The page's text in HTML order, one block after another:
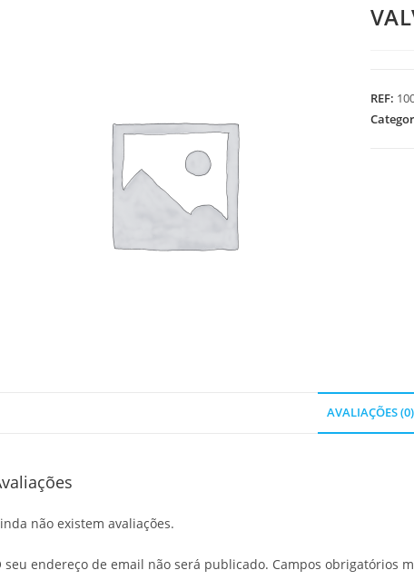
REF:
AVALIAÇÕES (0)
não existem avaliações.
seu endereço de email não será publicado. Campos obrigatórios